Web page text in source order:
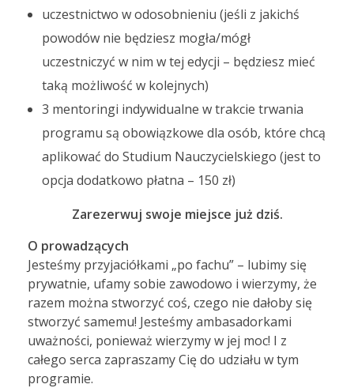
uczestnictwo w odosobnieniu (jeśli z jakichś
powodów nie będziesz mogła/mógł
uczestniczyć w nim w tej edycji – będziesz mieć
taką możliwość w kolejnych)
3 mentoringi indywidualne w trakcie trwania
programu są obowiązkowe dla osób, które chcą
aplikować do Studium Nauczycielskiego (jest to
opcja dodatkowo płatna – 150 zł)
Zarezerwuj swoje miejsce już dziś.
O prowadzących
Jesteśmy przyjaciółkami „po fachu” – lubimy się
prywatnie, ufamy sobie zawodowo i wierzymy, że
razem można stworzyć coś, czego nie dałoby się
stworzyć samemu! Jesteśmy ambasadorkami
uważności, ponieważ wierzymy w jej moc! I z
całego serca zapraszamy Cię do udziału w tym
programie.